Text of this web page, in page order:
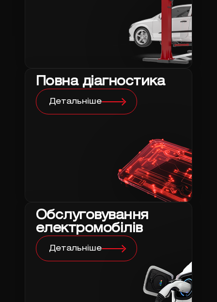
Повна діагностика
Детальніше
Обслуговування
електромобілів
Детальніше